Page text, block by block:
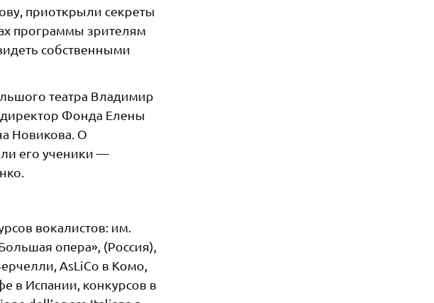
приоткрыли секреты
программы зрителям
собственными
театра Владимир
Фонда Елены
Новикова. О
его ученики —
вокалистов: им.
опера», (Россия),
AsLiCo в Комо,
в Испании, конкурсов в